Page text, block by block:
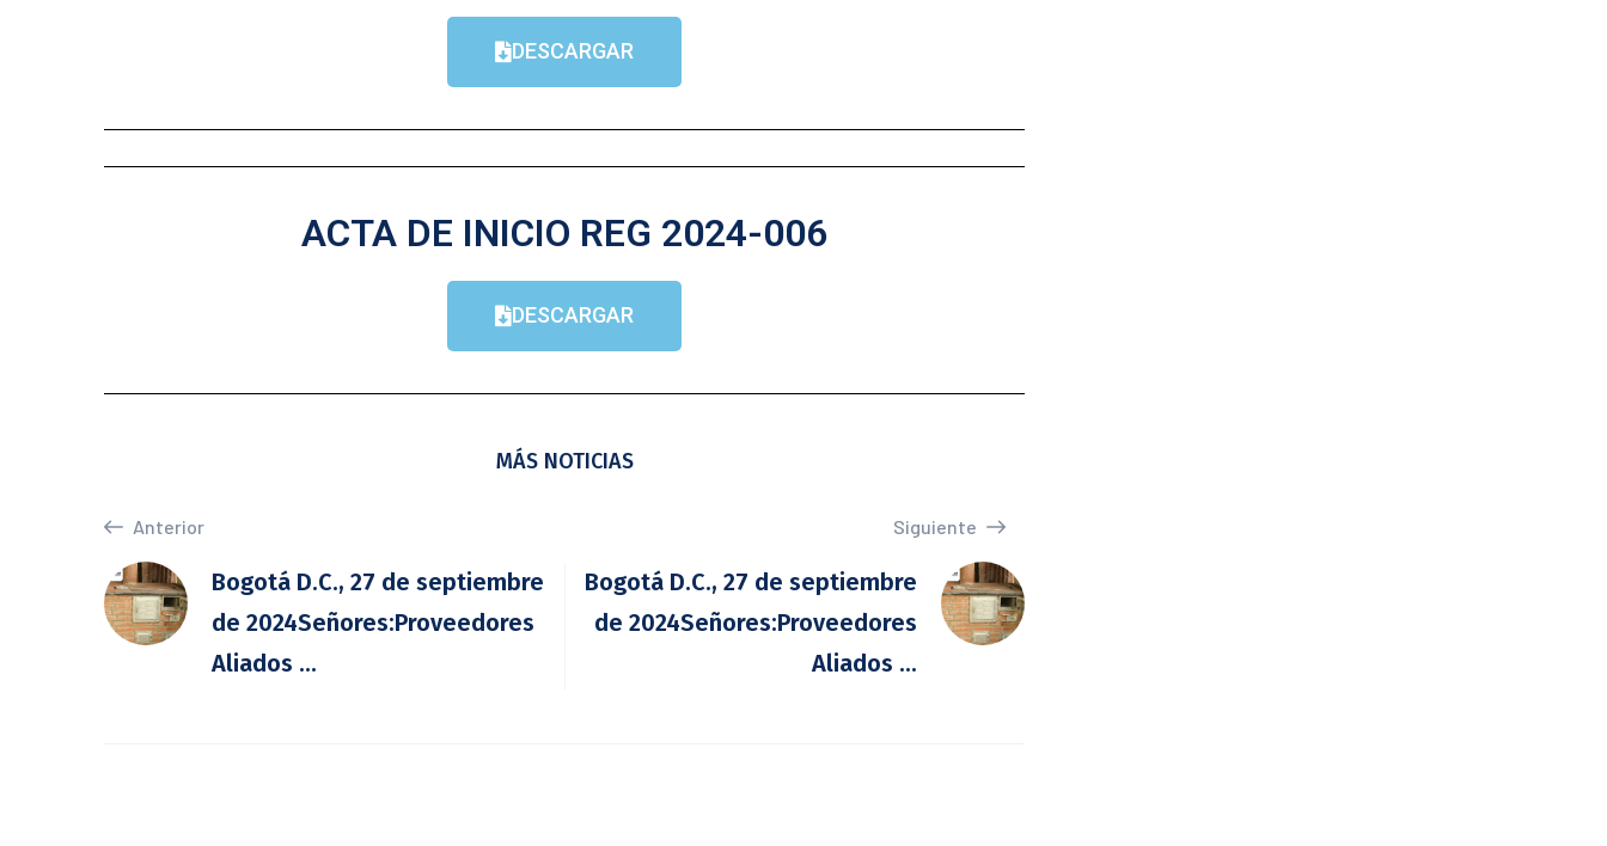
DESCARGAR
ACTA DE INICIO REG 2024-006
DESCARGAR
MÁS NOTICIAS
Anterior
Bogotá D.C., 27 de septiembre
de 2024Señores:Proveedores
Aliados ...
Siguiente
Bogotá D.C., 27 de septiembre
de 2024Señores:Proveedores
Aliados ...